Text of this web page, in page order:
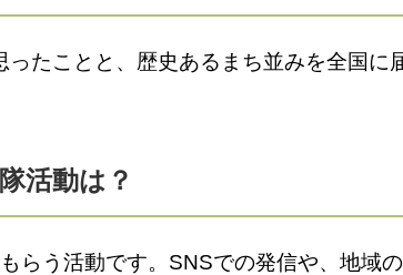
たことと、歴史あるまち並みを全国に
活動は？
らう活動です。SNSでの発信や、地域